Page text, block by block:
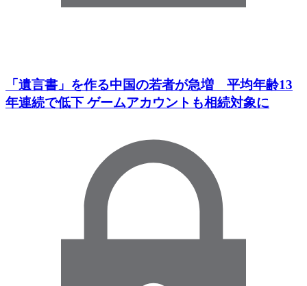
「遺言書」を作る中国の若者が急増 平均年齢13
年連続で低下 ゲームアカウントも相続対象に